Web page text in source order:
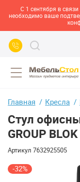
С 1 сентября в
необходимо ваше
Главная Кресла
Стул
GROUP
Артикул 7632925505
-32%